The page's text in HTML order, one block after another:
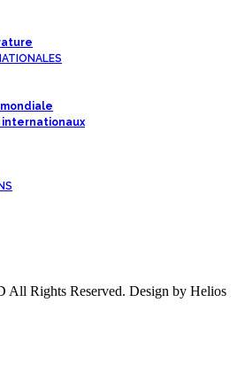
internationaux
Rights Reserved. Design by Helios